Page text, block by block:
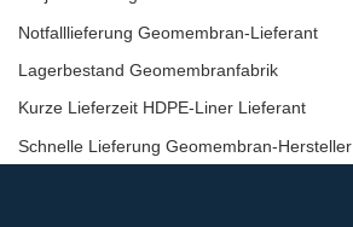
Notfalllieferung Geomembran-Lieferant
Lagerbestand Geomembranfabrik
Kurze Lieferzeit HDPE-Liner Lieferant
Schnelle Lieferung Geomembran-Hersteller